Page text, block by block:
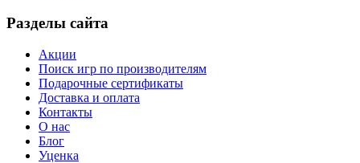
Разделы сайта
Акции
Поиск игр по производителям
Подарочные сертификаты
Доставка и оплата
Контакты
О нас
Блог
Уценка